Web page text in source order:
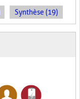
Synthèse (19)